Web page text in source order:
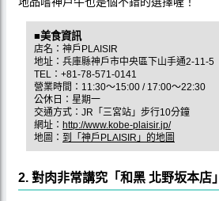
■美食資訊
店名：神戶PLAISIR
地址：兵庫縣神戶市中央區下山手通2-11-5
TEL：+81-78-571-0141
營業時間：11:30〜15:00 / 17:00〜22:30
公休日：星期一
交通方式：JR「三宮站」步行10分鐘
網址： http://www.kobe-plaisir.jp/
地圖： 到「神戶PLAISIR」的地圖
2. 對肉非常講究「和黑 北野坂本店」